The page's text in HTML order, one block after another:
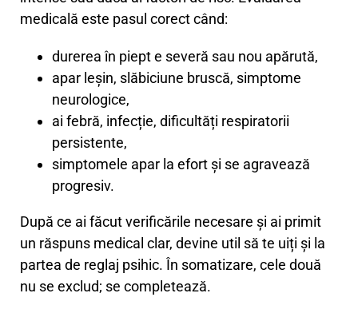
medicală este pasul corect când:
durerea în piept e severă sau nou apărută,
apar leșin, slăbiciune bruscă, simptome
neurologice,
ai febră, infecție, dificultăți respiratorii
persistente,
simptomele apar la efort și se agravează
progresiv.
După ce ai făcut verificările necesare și ai primit
un răspuns medical clar, devine util să te uiți și la
partea de reglaj psihic. În somatizare, cele două
nu se exclud; se completează.